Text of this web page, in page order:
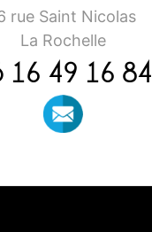
rue Saint Nicolas
La Rochelle
16 49 16 84